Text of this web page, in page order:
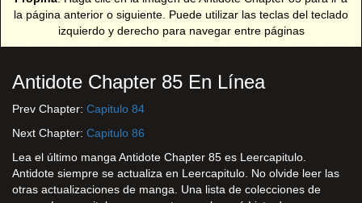
la página anterior o siguiente. Puede utilizar las teclas del teclado
izquierdo y derecho para navegar entre páginas
Antidote Chapter 85 En Línea
Prev Chapter: Capitulo 84
Next Chapter: Capitulo 86
Lea el último manga Antidote Chapter 85 es Leercapitulo.
Antidote siempre se actualiza en Leercapitulo. No olvide leer las
otras actualizaciones de manga. Una lista de colecciones de